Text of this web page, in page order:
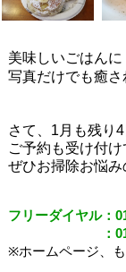
美味しいごはん
写真だけでも癒さ
さて、1月も残り
ご予約も受け付け
ぜひお掃除お悩み
フリーダイヤル：
：
※ホームページ、